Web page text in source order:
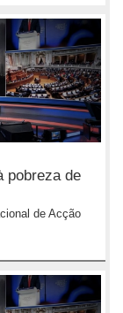
pobreza de
de Acção